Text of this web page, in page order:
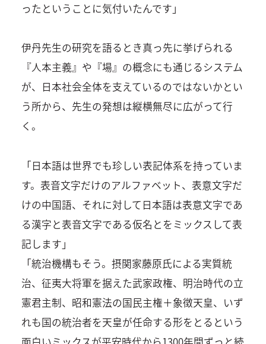
ったということに気付いたんです」
伊丹先生の研究を語るとき真っ先に挙げられる
『人本主義』や『場』の概念にも通じるシステム
が、日本社会全体を支えているのではないかとい
う所から、先生の発想は縦横無尽に広がって行
く。
「日本語は世界でも珍しい表記体系を持っていま
す。表音文字だけのアルファベット、表意文字だ
けの中国語、それに対して日本語は表意文字であ
る漢字と表音文字である仮名とをミックスして表
記します」
「統治機構もそう。摂関家藤原氏による実質統
治、征夷大将軍を据えた武家政権、明治時代の立
憲君主制、昭和憲法の国民主権＋象徴天皇、いず
れも国の統治者を天皇が任命する形をとるという